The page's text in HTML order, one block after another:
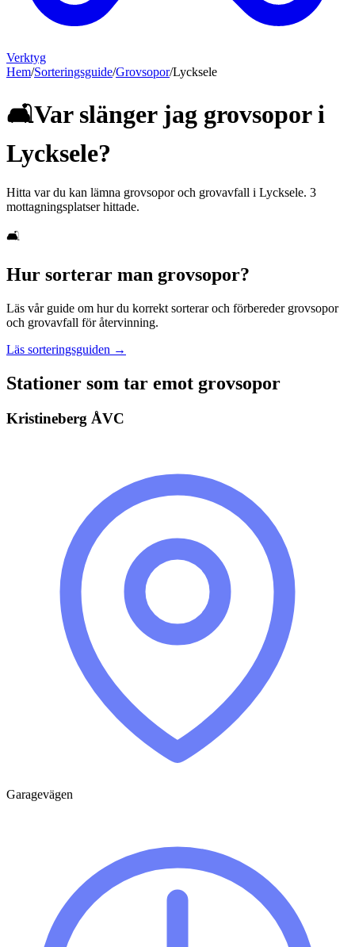
Verktyg
Hem/Sorteringsguide/Grovsopor/Lycksele
🛋️Var slänger jag grovsopori
Lycksele?
Hitta var du kan lämna grovsopor och grovavfall i Lycksele. 3
mottagningsplatser hittade.
🛋️
Hur sorterar man grovsopor?
Läs vår guide om hur du korrekt sorterar och förbereder grovsopor
och grovavfall för återvinning.
Läs sorteringsguiden →
Stationer som tar emot grovsopor
Kristineberg ÅVC
Garagevägen